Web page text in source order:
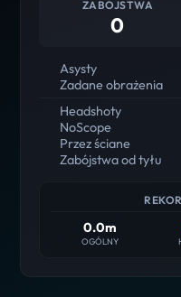
ZABÓJSTWA
0
Asysty
Zadane obrażenia
Headshoty
NoScope
Przez ściane
Zabójstwa od tyłu
0.0m
OGÓLNY